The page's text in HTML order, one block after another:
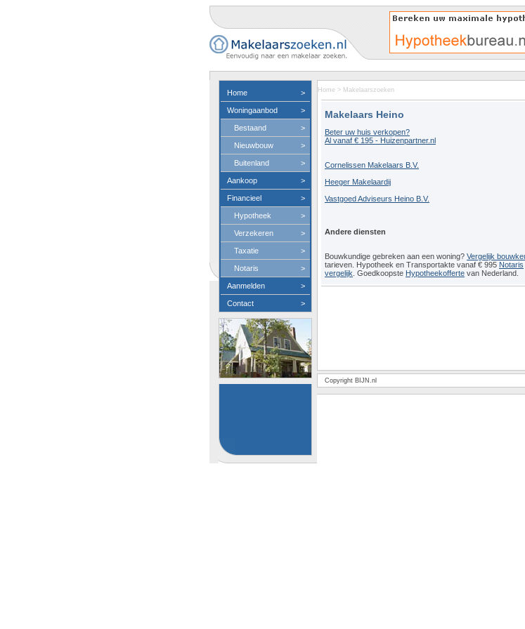
Home >
Woningaanbod >
Bestaand >
Nieuwbouw >
Buitenland >
Aankoop >
Financieel >
Hypotheek >
Verzekeren >
Taxatie >
Notaris >
Aanmelden >
Contact >
Home > Makelaarszoeken
Makelaars Heino
Beter uw huis verkopen?
Al vanaf € 195 - Huizenpartner.nl
Cornelissen Makelaars B.V.
Heeger Makelaardij
Vastgoed Adviseurs Heino B.V.
Andere diensten
Bouwkundige gebreken aan een woning? Vergelijk
tarieven. Hypotheek en Transportakte vanaf € 995 Notaris
vergelijk . Goedkoopste Hypotheekofferte van Nederland.
Copyright BIJN.nl